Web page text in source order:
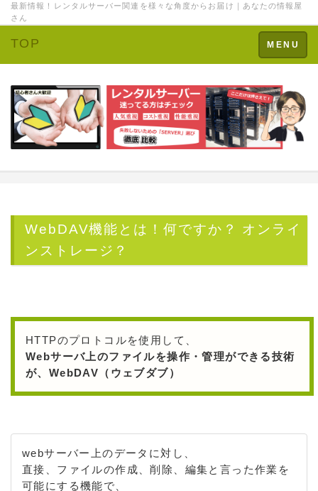
最新情報！レンタルサーバー関連を様々な角度からお届け｜あなたの情報屋
さん
Toggle
navigation
MENU
TOP
WebDAV機能とは ！何ですか？ オンライ
ンストレージ？
HTTPのプロトコルを使用して、
Webサーバ上のファイルを操作・管理ができる技術
が、WebDAV（ウェブダブ）
webサーバー上のデータに対し、
直接、ファイルの作成、削除、編集と言った作業を
可能にする機能で、